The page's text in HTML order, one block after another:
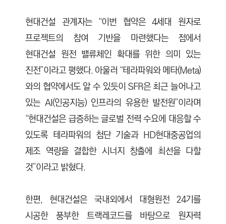
현대건설 관계자는 “이번 협약은 4세대 원자로
프로젝트의 참여 기반을 마련했다는 점에서
현대건설 원전 밸류체인 확대를 위한 의미 있는
진전”이라고 평했다. 아울러 “테라파워와 메타(Meta)
와의 협약에서도 알 수 있듯이 SFR은 최근 늘어나고
있는 AI(인공지능) 인프라의 유용한 발전원”이라며
“현대건설은 급증하는 글로벌 전력 수요에 대응할 수
있도록 테라파워의 첨단 기술과 HD현대중공업의
제조 역량을 결합한 시너지 창출에 최선을 다할
것”이라고 밝혔다.
한편, 현대건설은 국내외에서 대형원전 24기를
시공한 풍부한 트랙레코드를 바탕으로 원자력